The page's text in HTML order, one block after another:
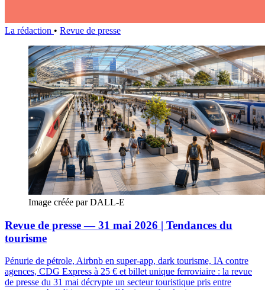
La rédaction • Revue de presse
Image créée par DALL-E
Revue de presse — 31 mai 2026 | Tendances du
tourisme
Pénurie de pétrole, Airbnb en super-app, dark tourisme, IA contre
agences, CDG Express à 25 € et billet unique ferroviaire : la revue
de presse du 31 mai décrypte un secteur touristique pris entre